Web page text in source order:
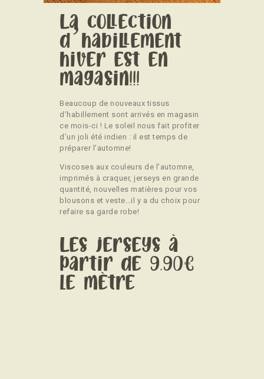
La collection
d’habillement
hiver est en
magasin!!!
Beaucoup de nouveaux tissus
d’habillement sont arrivés en magasin
ce mois-ci ! Le soleil nous fait profiter
d’un joli été indien : il est temps de
préparer l’automne!
Viscoses aux couleurs de l’automne,
imprimés à craquer, jerseys en grande
quantité, nouvelles matières pour vos
blousons et veste…il y a du choix pour
refaire sa garde robe!
Les jerseys à
partir de 9.90€
le mètre